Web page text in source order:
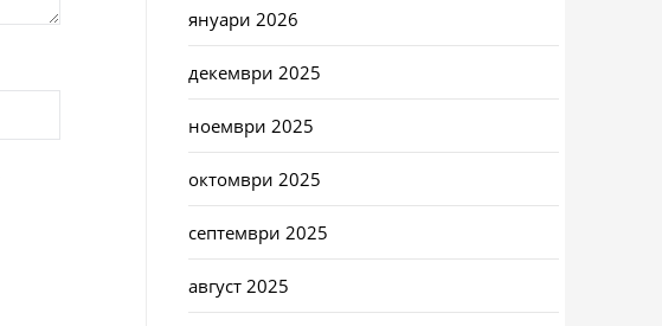
януари 2026
декември 2025
ноември 2025
октомври 2025
септември 2025
август 2025